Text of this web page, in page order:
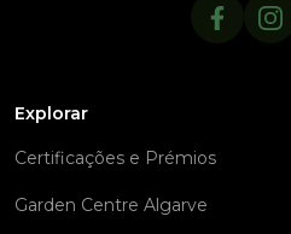
Explorar
Certificações e Prémios
Garden Centre Algarve